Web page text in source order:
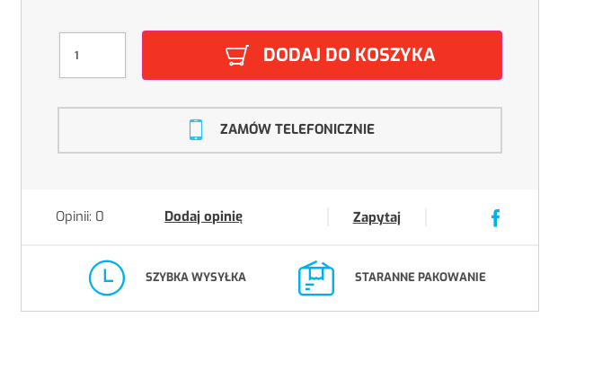
DODAJ DO KOSZYKA
ZAMÓW TELEFONICZNIE
Opinii: 0 Dodaj opinię Zapytaj
SZYBKA WYSYŁKA STARANNE PAKOWANIE